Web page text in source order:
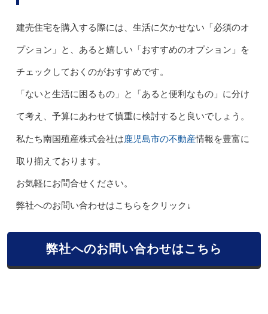
建売住宅を購入する際には、生活に欠かせない「必須のオ
プション」と、あると嬉しい「おすすめのオプション」を
チェックしておくのがおすすめです。
「ないと生活に困るもの」と「あると便利なもの」に分け
て考え、予算にあわせて慎重に検討すると良いでしょう。
私たち南国殖産株式会社は鹿児島市の不動産情報を豊富に
取り揃えております。
お気軽にお問合せください。
弊社へのお問い合わせはこちらをクリック↓
弊社へのお問い合わせはこちら